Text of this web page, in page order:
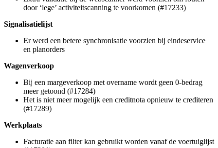
door ‘lege’ activiteitscanning te voorkomen (#17233)
Signalisatielijst
Er werd een betere synchronisatie voorzien bij eindeservice
en planorders
Wagenverkoop
Bij een margeverkoop met overname wordt geen 0-bedrag
meer getoond (#17284)
Het is niet meer mogelijk een creditnota opnieuw te crediteren
(#17289)
Werkplaats
Facturatie aan filter kan gebruikt worden vanaf de voertuiglijst